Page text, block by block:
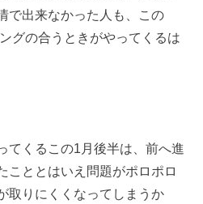
で出来なかった人も、この
グの合うときがやってくるは
てくるこの1月後半は、前へ進
こととはいえ問題がポロポロ
取りにくくなってしまうか